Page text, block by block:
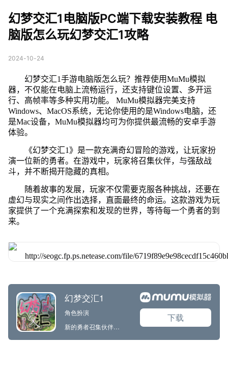
幻梦交汇1电脑版PC端下载安装教程 电
脑版怎么玩幻梦交汇1攻略
2024-10-24
幻梦交汇1手游电脑版怎么玩？推荐使用MuMu模拟
器，不仅能在电脑上流畅运行，还支持键位设置、多开运
行、高帧率等多种实用功能。 MuMu模拟器完美支持
Windows、MacOS系统，无论你使用的是Windows电脑，还
是Mac设备，MuMu模拟器均可为你提供最流畅的安卓手游
体验。
《幻梦交汇1》是一款充满奇幻冒险的游戏，让玩家扮
演一位新的勇者。在游戏中，玩家将召集伙伴，与强敌战
斗，并不断揭开隐藏的真相。
随着故事的发展，玩家不仅需要克服各种挑战，还要在
虚幻与现实之间作出选择，直面最终的命运。这款游戏为玩
家提供了一个充满探索和发现的世界，等待每一个勇者的到
来。